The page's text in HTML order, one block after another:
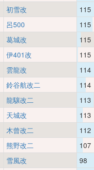
初雪改
115
呂500
115
葛城改
115
伊401改
115
雲龍改
114
鈴谷航改二
114
龍驤改二
113
天城改
113
木曾改二
112
熊野改二
107
雪風改
98